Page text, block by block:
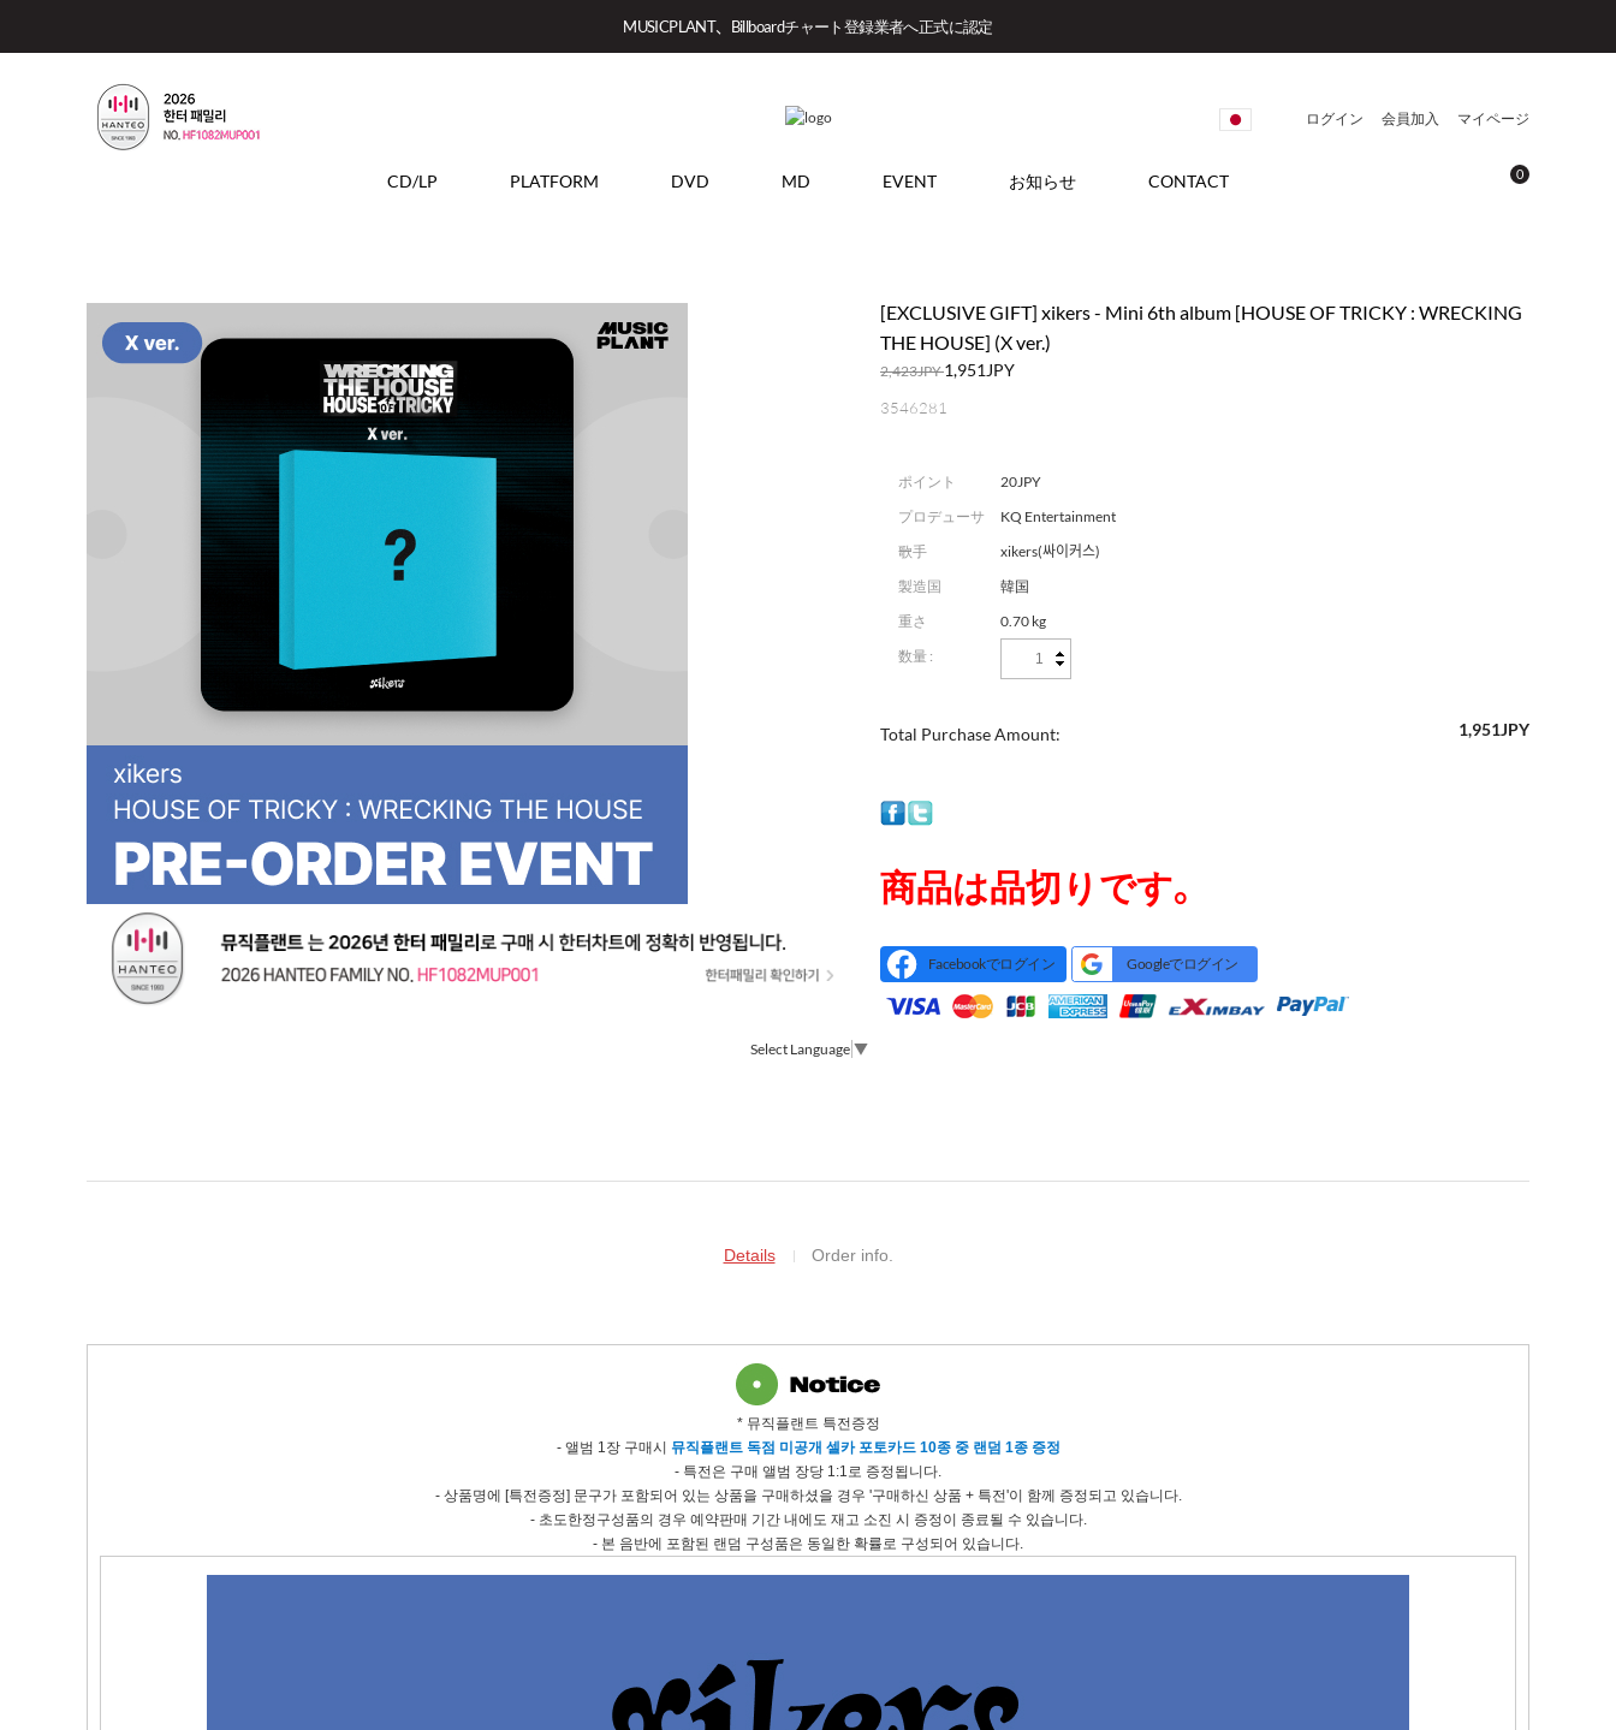
MUSICPLANT、Billboardチャート登録業者へ正式に認定
ログイン 会員加入 マイページ
CD/LP PLATFORM DVD MD EVENT お知らせ CONTACT 0
[EXCLUSIVE GIFT] xikers - Mini 6th album [HOUSE OF TRICKY : WRECKING
THE HOUSE] (X ver.)
2,423JPY1,951JPY
3546281
ポイント
20JPY
プロデューサ
ー
KQ Entertainment
歌手
xikers(싸이커스)
製造国
韓国
重さ
0.70 kg
数量 :
Total Purchase Amount: 1,951JPY
商品は品切りです。
Facebookでログイン Googleでログイン
Select Language ▼
Details Order info.
* 뮤직플랜트 특전증정
- 앨범 1장 구매시
뮤직플랜트 독점 미공개 셀카 포토카드 10종 중 랜덤 1종 증정
- 특전은 구매 앨범 장당 1:1로 증정됩니다.
- 상품명에 [특전증정] 문구가 포함되어 있는 상품을 구매하셨을 경우 '구매하신 상품 + 특전'이 함께 증정되고 있습니다.
- 초도한정구성품의 경우 예약판매 기간 내에도 재고 소진 시 증정이 종료될 수 있습니다.
- 본 음반에 포함된 랜덤 구성품은 동일한 확률로 구성되어 있습니다.